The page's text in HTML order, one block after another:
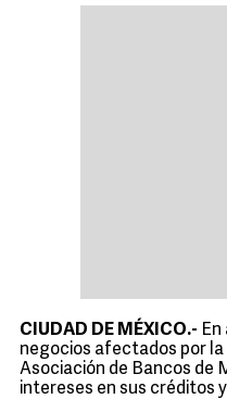
CIUDAD DE MÉXICO.-
negocios afectados por
Asociación de Bancos de
intereses en sus créditos